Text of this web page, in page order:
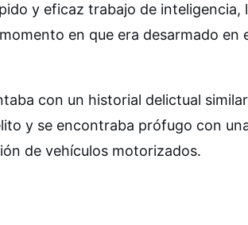
y eficaz trabajo de inteligencia,
en que era desarmado en
con un historial delictual
y se encontraba prófugo con
de vehículos motorizados.